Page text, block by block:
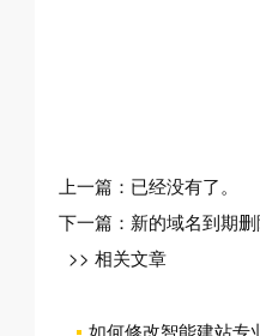
上一篇：已经没有了。
下一篇： 新的域名到期
>> 相关文章
如何修改智能建站专